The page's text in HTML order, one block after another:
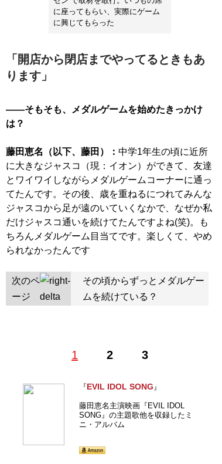
に座ってもらい、実際にゲーム
に興じてもらった
「開店から閉店までやってるときもあ
ります」
――そもそも、メダルゲームを始めたきっかけ
は？
藤田恵名（以下、藤田）： 中学1年生の頃に近所
に大きなジャスコ（現：イオン）ができて、友達
とワイワイしながらメダルゲームコーナーに通っ
てたんです。その後、歳を重ねるにつれてみんな
ジャスコから足が遠のいていくなかで、なぜか私
だけジャスコ通いを続けてたんですよね(笑)。も
ちろんメダルゲーム目当てです。楽しくて、やめ
られなかったんです
次のペ
ージ
その頃からずっとメダルゲー
ムを続けている？
1 2 3
『EVIL IDOL SONG』
藤田恵名主演映画『EVIL IDOL
SONG』の主題歌他を収録したミ
ニ・アルバム